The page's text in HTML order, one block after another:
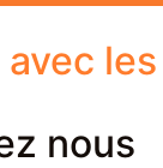
les
nous